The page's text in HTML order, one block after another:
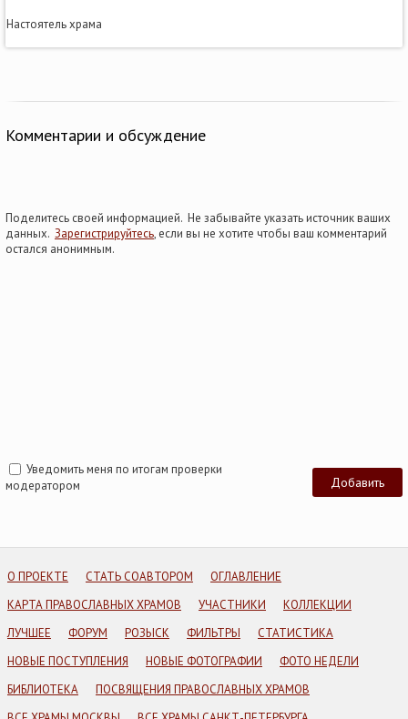
Настоятель храма
Комментарии и обсуждение
Поделитесь своей информацией. Не забывайте указать источник ваших
данных. Зарегистрируйтесь, если вы не хотите чтобы ваш комментарий
остался анонимным.
Уведомить меня по итогам проверки
модератором
О ПРОЕКТЕ СТАТЬ СОАВТОРОМ
ОГЛАВЛЕНИЕ
КАРТА ПРАВОСЛАВНЫХ ХРАМОВ
УЧАСТНИКИ
КОЛЛЕКЦИИ
ЛУЧШЕЕ
ФОРУМ РОЗЫСК ФИЛЬТРЫ
СТАТИСТИКА
НОВЫЕ ПОСТУПЛЕНИЯ
НОВЫЕ ФОТОГРАФИИ
ФОТО НЕДЕЛИ
БИБЛИОТЕКА
ПОСВЯЩЕНИЯ ПРАВОСЛАВНЫХ ХРАМОВ